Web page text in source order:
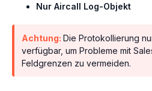
Nur Aircall Log-Objekt
Achtung: Die Protokollierung
verfügbar, um Probleme mit
Feldgrenzen zu vermeiden.